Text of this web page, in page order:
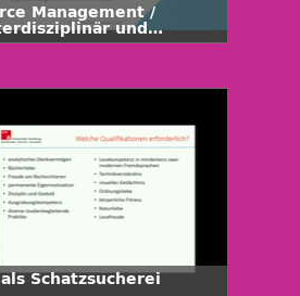
Management /
und
Schatzsucherei